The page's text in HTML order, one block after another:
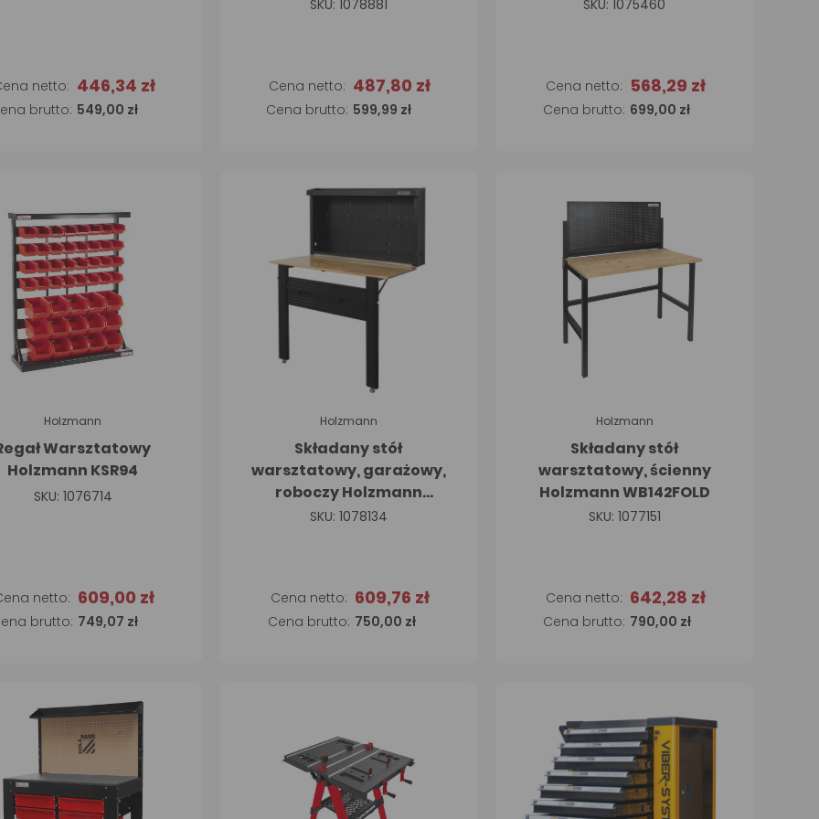
549,00 zł
446,34 zł
Dodaj do koszyka
SKU: 1078881
599,99 zł
487,80 zł
Dodaj do koszyka
SKU: 1075460
699,00 zł
568,29 zł
Dodaj do koszyka
Holzmann
Warsztatowy
Holzmann KSR94
SKU: 1076714
749,07 zł
609,00 zł
Dodaj do koszyka
Holzmann
Składany stół
warsztatowy, garażowy,
roboczy Holzmann
WB120FOLD
SKU: 1078134
750,00 zł
609,76 zł
Holzmann
Składany stół
warsztatowy, ścienny
Holzmann WB142FOLD
SKU: 1077151
790,00 zł
642,28 zł
Dodaj do koszyka